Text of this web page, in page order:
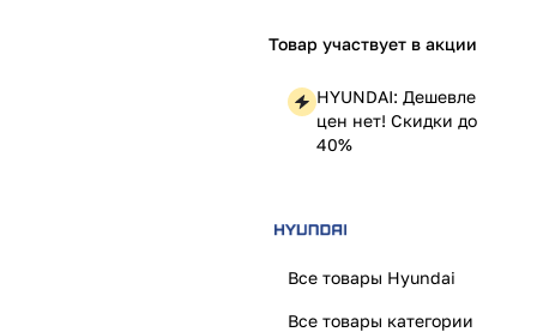
Товар участвует в акции
HYUNDAI: Дешевле
цен нет! Скидки до
40%
Все товары Hyundai
Все товары категории
% картой любого банка
% будут
каждые 2 недели